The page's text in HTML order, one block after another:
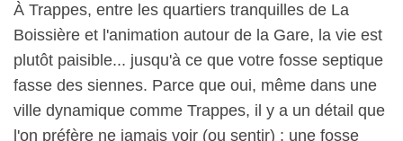
À Trappes, entre les quartiers tranquilles de La
Boissière et l'animation autour de la Gare, la vie est
plutôt paisible... jusqu'à ce que votre fosse septique
fasse des siennes. Parce que oui, même dans une
ville dynamique comme Trappes, il y a un détail que
l'on préfère ne jamais voir (ou sentir) : une fosse